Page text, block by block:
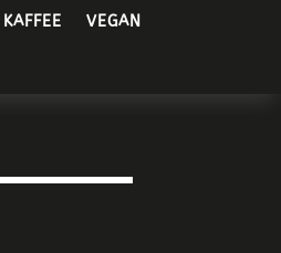
KAFFEE
VEGAN